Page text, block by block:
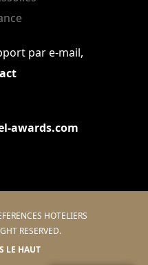
par e-mail,
awards.com
HOTELIERS
RESERVED.
LE HAUT